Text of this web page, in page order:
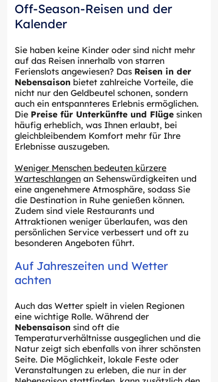
Off-Season-Reisen und der
Kalender
Sie haben keine Kinder oder sind nicht mehr
auf das Reisen innerhalb von starren
Ferienslots angewiesen? Das Reisen in der
Nebensaison bietet zahlreiche Vorteile, die
nicht nur den Geldbeutel schonen, sondern
auch ein entspannteres Erlebnis ermöglichen.
Die Preise für Unterkünfte und Flüge sinken
häufig erheblich, was Ihnen erlaubt, bei
gleichbleibendem Komfort mehr für Ihre
Erlebnisse auszugeben.
Weniger Menschen bedeuten kürzere
Warteschlangen an Sehenswürdigkeiten und
eine angenehmere Atmosphäre, sodass Sie
die Destination in Ruhe genießen können.
Zudem sind viele Restaurants und
Attraktionen weniger überlaufen, was den
persönlichen Service verbessert und oft zu
besonderen Angeboten führt.
Auf Jahreszeiten und Wetter
achten
Auch das Wetter spielt in vielen Regionen
eine wichtige Rolle. Während der
Nebensaison sind oft die
Temperaturverhältnisse ausgeglichen und die
Natur zeigt sich ebenfalls von ihrer schönsten
Seite. Die Möglichkeit, lokale Feste oder
Veranstaltungen zu erleben, die nur in der